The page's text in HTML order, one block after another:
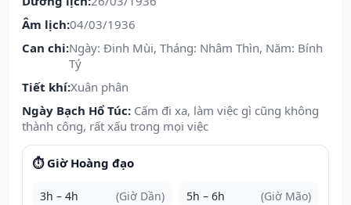
Âm lịch:04/03/1936
Can chi:Ngày: Đinh Mùi, Tháng: Nhâm Thìn, Năm: Bính
Tý
Tiết khí:Xuân phân
Ngày Bạch Hổ Túc: Cấm đi xa, làm việc gì cũng không
thành công, rất xấu trong mọi việc
⏱️ Giờ Hoàng đạo
3h – 4h (Giờ Dần) 5h – 6h (Giờ Mão)